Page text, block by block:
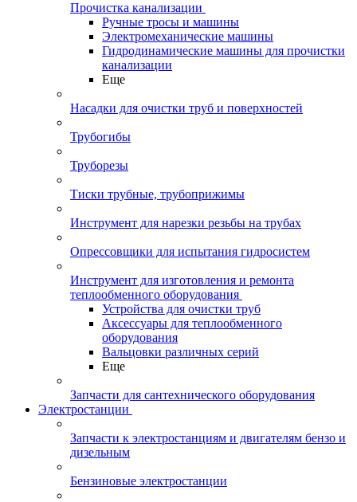
Прочистка канализации
Ручные тросы и машины
Электромеханические машины
Гидродинамические машины для прочистки
канализации
Еще
Насадки для очистки труб и поверхностей
Трубогибы
Труборезы
Тиски трубные, трубоприжимы
Инструмент для нарезки резьбы на трубах
Опрессовщики для испытания гидросистем
Инструмент для изготовления и ремонта
теплообменного оборудования
Устройства для очистки труб
Аксессуары для теплообменного
оборудования
Вальцовки различных серий
Еще
Запчасти для сантехнического оборудования
Электростанции
Запчасти к электростанциям и двигателям бензо и
дизельным
Бензиновые электростанции